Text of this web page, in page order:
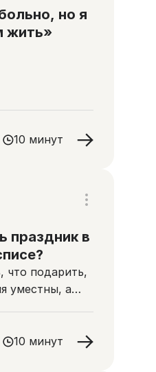
но я
жить»
10 минут
праздник в
что подарить,
уместны, а
10 минут